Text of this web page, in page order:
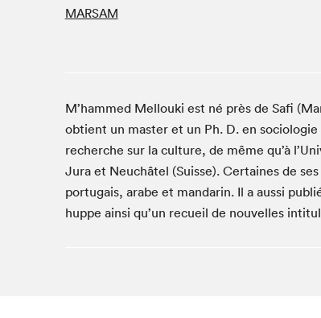
Studio Radio-Canada
Le grand jeu de lecture à voix haute du Salon
Espace Montréal-Nord
Tapis rouge des écrivain·e·s
Zone Manga
La Grande tournée de Bologne (Coin de survie
MARSAM
M’hammed Mellouki est né près de Safi
obtient un master et un Ph. D. en
recherche sur la culture, de même qu’à
Jura et Neuchâtel (Suisse). Certaines de
portugais, arabe et mandarin. Il a aussi
huppe ainsi qu’un recueil de nouvelles